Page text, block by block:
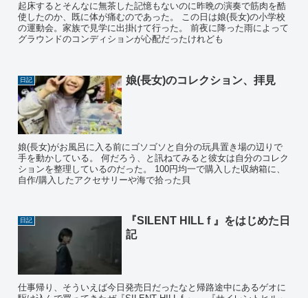
起床するとそんなに無茶した記憶もないのに昨晩の演奏で筋肉を酷
使したのか、既に体が痛むのであった。 この日は娘(長女)の小学校
の運動会。家族で見学に出掛けて行った。 前夜に降った雨によって
グラウンドのコンディションが心配だったけれども
日記 娘(長女)のコレクション、拝見
娘(長女)がお風呂に入る前にゴソゴソと自分の玩具置き場の辺りで
手を動かしている。 何だろう、と訊ねてみると彼女は自分のコレク
ションを整理しているのだった。 100円均一で購入した収納箱に、
自作/購入したアクセサリーや海で拾った貝
日記
『SILENT HILL f 』をはじめた日
記
仕事帰り、そういえば今日発売日だったなと帰路途中にあるゲオに